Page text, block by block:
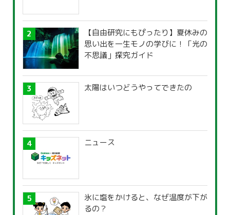
【自由研究にもぴったり】夏休みの
思い出を一生モノの学びに！「光の
不思議」探究ガイド
太陽はいつどうやってできたの
ニュース
氷に塩をかけると、なぜ温度が下が
るの？